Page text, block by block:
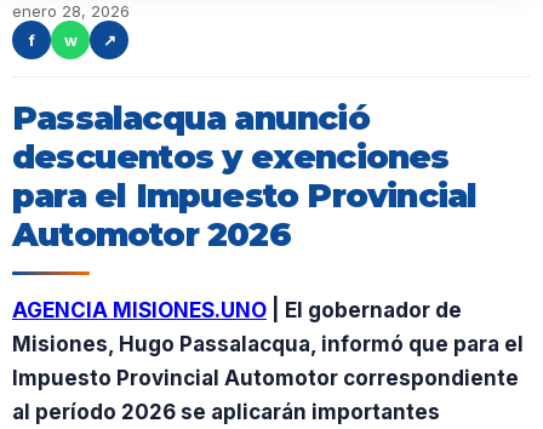
enero 28, 2026
f
w ↗
Passalacqua anunció
descuentos y exenciones
para el Impuesto Provincial
Automotor 2026
AGENCIA MISIONES.UNO | El gobernador de
Misiones, Hugo Passalacqua, informó que para el
Impuesto Provincial Automotor correspondiente
al período 2026 se aplicarán importantes